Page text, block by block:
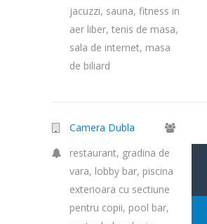
jacuzzi, sauna, fitness in
aer liber, tenis de masa,
sala de internet, masa
de biliard
Camera Dubla
restaurant, gradina de
vara, lobby bar, piscina
exterioara cu sectiune
pentru copii, pool bar,